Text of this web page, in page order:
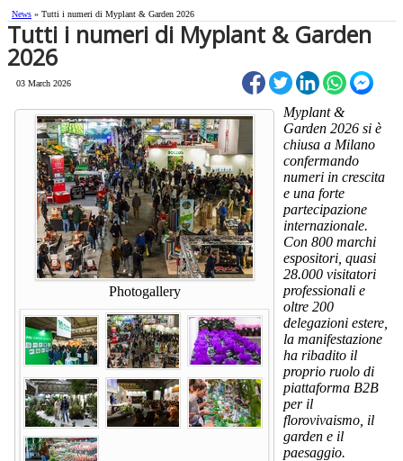
News » Tutti i numeri di Myplant & Garden 2026
Tutti i numeri di Myplant & Garden
2026
03 March 2026
Photogallery
Myplant &
Garden 2026 si è
chiusa a Milano
confermando
numeri in crescita
e una forte
partecipazione
internazionale.
Con 800 marchi
espositori, quasi
28.000 visitatori
professionali e
oltre 200
delegazioni estere,
la manifestazione
ha ribadito il
proprio ruolo di
piattaforma B2B
per il
florovivaismo, il
garden e il
paesaggio.